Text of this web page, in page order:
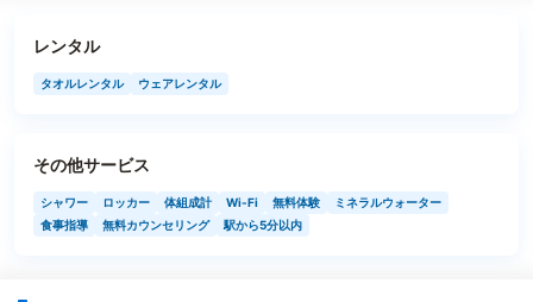
レンタル
タオルレンタル ウェアレンタル
その他サービス
シャワー ロッカー 体組成計 Wi-Fi 無料体験
ミネラルウォーター
食事指導
無料カウンセリング 駅から5分以内